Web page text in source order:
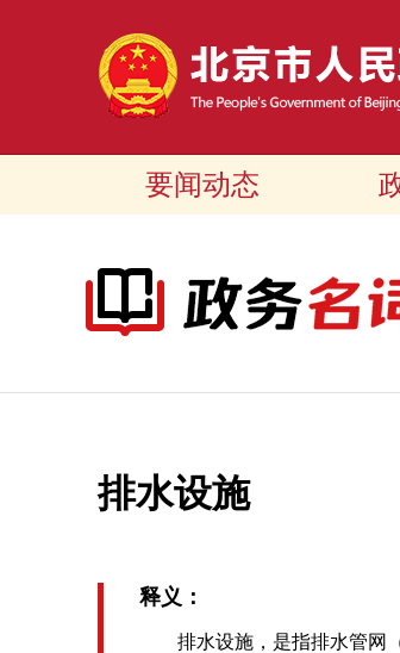
要闻动态
排水设施
释义：
排水设施，是指排水管网（